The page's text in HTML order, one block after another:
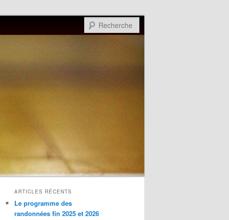
ARTICLES RÉCENTS
Le programme des
randonnées fin 2025 et 2026